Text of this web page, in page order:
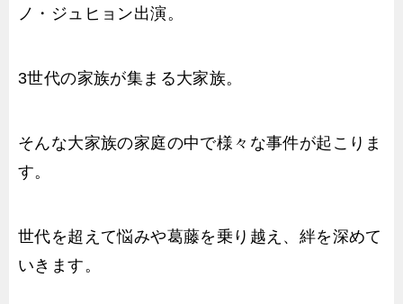
ノ・ジュヒョン出演。
3世代の家族が集まる大家族。
そんな大家族の家庭の中で様々な事件が起こりま
す。
世代を超えて悩みや葛藤を乗り越え、絆を深めて
いきます。